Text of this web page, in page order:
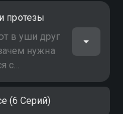
а
протезы
в уши друг
нужна
с
делает
В
(6 Серий)